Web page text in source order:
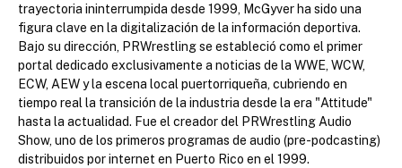
trayectoria ininterrumpida desde 1999, McGyver ha sido una
figura clave en la digitalización de la información deportiva.
Bajo su dirección, PRWrestling se estableció como el primer
portal dedicado exclusivamente a noticias de la WWE, WCW,
ECW, AEW y la escena local puertorriqueña, cubriendo en
tiempo real la transición de la industria desde la era "Attitude"
hasta la actualidad. Fue el creador del PRWrestling Audio
Show, uno de los primeros programas de audio (pre-podcasting)
distribuidos por internet en Puerto Rico en el 1999.